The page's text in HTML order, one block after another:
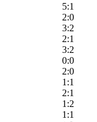
5:1
2:0
3:2
2:1
3:2
0:0
2:0
1:1
2:1
1:2
1:1